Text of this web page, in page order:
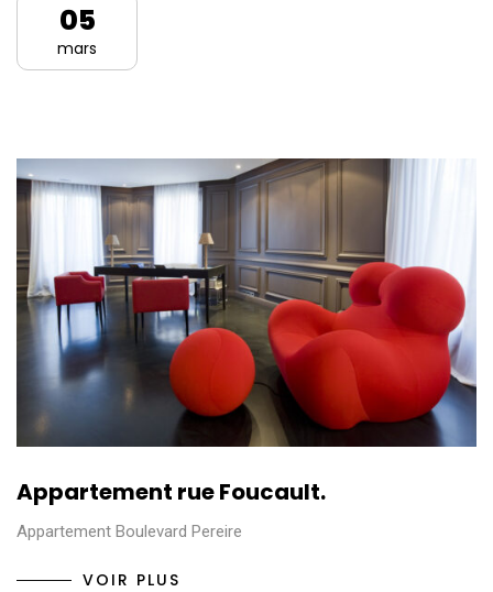
05
mars
Appartement rue Foucault.
Appartement Boulevard Pereire
VOIR PLUS